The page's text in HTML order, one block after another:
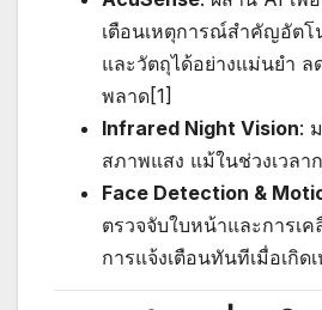
เตือนเหตุการณ์สำคัญอัต
และวัตถุได้อย่างแม่นยำ ล
พลาด[1]
Infrared Night Vision:
สภาพแสง แม้ในช่วงเวลา
Face Detection &
ตรวจจับใบหน้าและการเ
การแจ้งเตือนทันทีเมื่อเกิด